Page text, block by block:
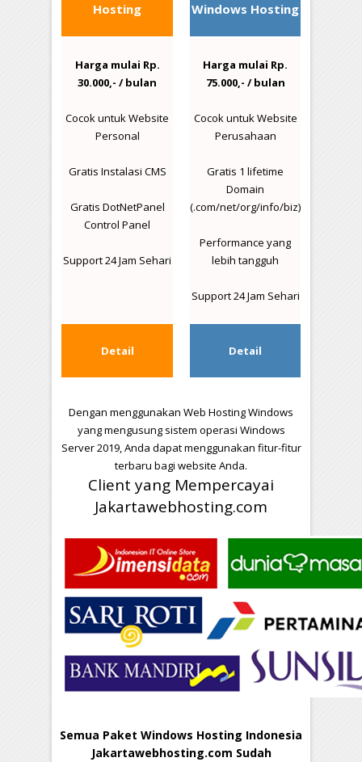
Hosting
Windows Hosting
Harga mulai Rp.
30.000,- / bulan
Cocok untuk Website
Personal
Gratis Instalasi CMS
Gratis DotNetPanel
Control Panel
Support 24 Jam Sehari
Harga mulai Rp.
75.000,- / bulan
Cocok untuk Website
Perusahaan
Gratis 1 lifetime
Domain
(.com/net/org/info/biz)
Performance yang
lebih tangguh
Support 24 Jam Sehari
Detail Detail
Dengan menggunakan Web Hosting Windows
yang mengusung sistem operasi Windows
Server 2019, Anda dapat menggunakan fitur-fitur
terbaru bagi website Anda.
Client yang Mempercayai
Jakartawebhosting.com
Semua Paket Windows Hosting Indonesia
Jakartawebhosting.com Sudah